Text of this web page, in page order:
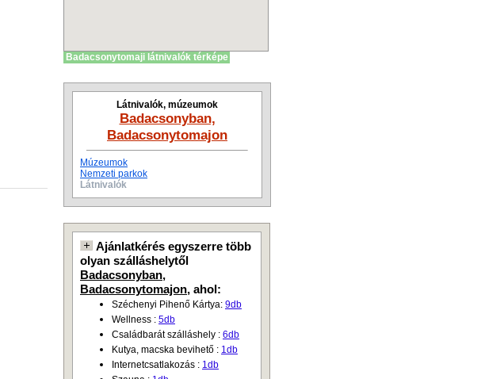
Badacsonytomaji látnivalók térképe
Látnivalók, múzeumok
Badacsonyban,
Badacsonytomajon
Múzeumok
Nemzeti parkok
Látnivalók
Ajánlatkérés egyszerre több
olyan szálláshelytől
Badacsonyban,
Badacsonytomajon, ahol:
Széchenyi Pihenő Kártya: 9db
Wellness : 5db
Családbarát szálláshely : 6db
Kutya, macska bevihető : 1db
Internetcsatlakozás : 1db